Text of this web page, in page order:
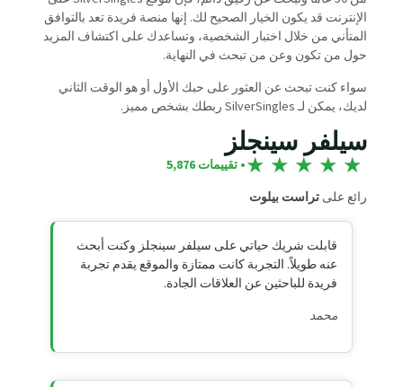
الإنترنت قد يكون الخيار الصحيح لك. إنها منصة فريدة تعد بالتوافق
المتأني من خلال اختبار الشخصية، وتساعدك على اكتشاف المزيد
حول من تكون وعن من تبحث في النهاية.
سواء كنت تبحث عن العثور على حبك الأول أو هو الوقت الثاني
لديك، يمكن لـ SilverSingles ربطك بشخص مميز.
سيلفر سينجلز
★
★
★
★
★• تقييمات 5,876
رائع على تراست بيلوت
قابلت شريك حياتي على سيلفر سينجلز وكنت أبحث
عنه طويلاً. التجربة كانت ممتازة والموقع يقدم تجربة
فريدة للباحثين عن العلاقات الجادة.
محمد